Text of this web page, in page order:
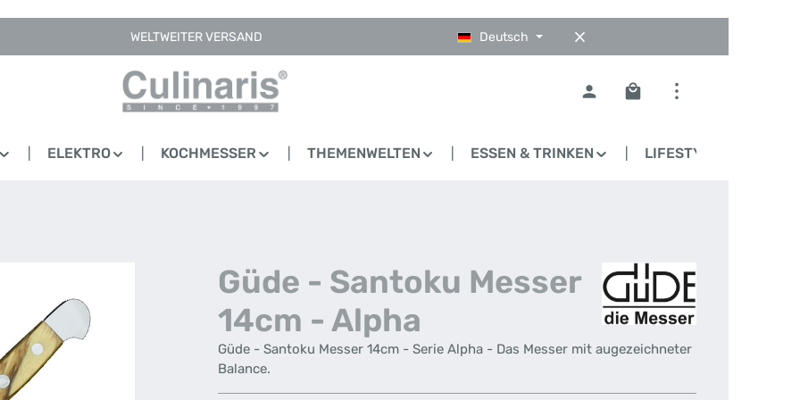
WELTWEITER VERSAND Deutsch
Warenkorb enthält 0
ELEKTRO KOCHMESSER THEMENWELTEN ESSEN & TRINKEN LIFESTYLE
Güde - Santoku Messer
14cm - Alpha
Güde - Santoku Messer 14cm - Serie Alpha - Das Messer mit augezeichneter
Balance.